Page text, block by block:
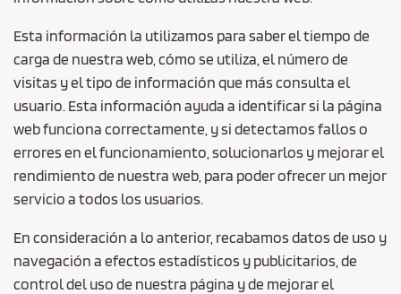
Esta información la utilizamos para saber el tiempo de
carga de nuestra web, cómo se utiliza, el número de
visitas y el tipo de información que más consulta el
usuario. Esta información ayuda a identificar si la página
web funciona correctamente, y si detectamos fallos o
errores en el funcionamiento, solucionarlos y mejorar el
rendimiento de nuestra web, para poder ofrecer un mejor
servicio a todos los usuarios.
En consideración a lo anterior, recabamos datos de uso y
navegación a efectos estadísticos y publicitarios, de
control del uso de nuestra página y de mejorar el